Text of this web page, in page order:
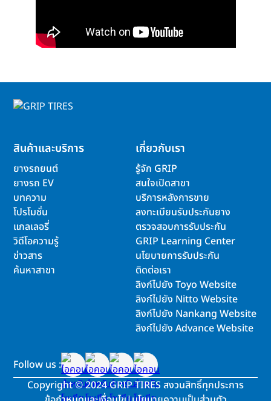
สินค้าและบริการ
ยางรถยนต์
ยางรถ EV
บทความ
โปรโมชั่น
แกลเลอรี่
วิดีโอความรู้
ข่าวสาร
ค้นหาสาขา
เกี่ยวกับเรา
รู้จัก GRIP
สนใจเปิดสาขา
บริการหลังการขาย
ลงทะเบียนรับประกันยาง
ตรวจสอบการรับประกัน
GRIP Learning Center
นโยบายการรับประกัน
ติดต่อเรา
ลิงก์ไปยัง Toyo Website
ลิงก์ไปยัง Nitto Website
ลิงก์ไปยัง Nankang Website
ลิงก์ไปยัง Advance Website
Follow us :
Copyright©2024 GRIP TIRES สงวนสิทธิ์ทุกประการ